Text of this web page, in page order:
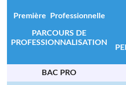
Première Professionnelle
PARCOURS DE
PROFESSIONNALISATION
BAC PRO